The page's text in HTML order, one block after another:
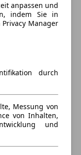
anpassen und
indem Sie in
Manager
durch
Messung von
von Inhalten,
und